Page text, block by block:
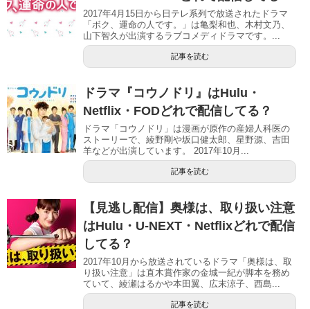
2017年4月15日から日テレ系列で放送されたドラマ
「ボク、運命の人です。」は亀梨和也、木村文乃、
山下智久が出演するラブコメディドラマです。...
記事を読む
ドラマ『コウノドリ』はHulu・
Netflix・FODどれで配信してる？
ドラマ「コウノドリ」は漫画が原作の産婦人科医の
ストーリーで、綾野剛や坂口健太郎、星野源、吉田
羊などが出演しています。 2017年10月...
記事を読む
【見逃し配信】奥様は、取り扱い注意
はHulu・U-NEXT・Netflixどれで配信
してる？
2017年10月から放送されているドラマ「奥様は、取
り扱い注意」は直木賞作家の金城一紀が脚本を務め
ていて、綾瀬はるかや本田翼、広末涼子、西島...
記事を読む